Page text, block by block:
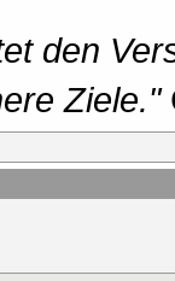
den
Ziele."